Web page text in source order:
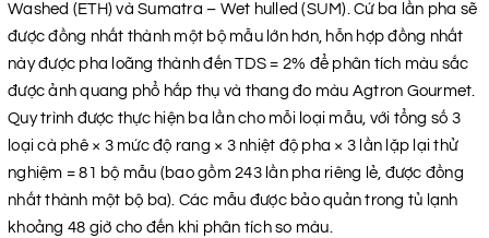
Washed (ETH) và Sumatra – Wet hulled (SUM). Cứ ba lần pha sẽ
được đồng nhất thành một bộ mẫu lớn hơn, hỗn hợp đồng nhất
này được pha loãng thành đến TDS = 2% để phân tích màu sắc
được ảnh quang phổ hấp thụ và thang đo màu Agtron Gourmet.
Quy trình được thực hiện ba lần cho mỗi loại mẫu, với tổng số 3
loại cà phê × 3 mức độ rang × 3 nhiệt độ pha × 3 lần lặp lại thử
nghiệm = 81 bộ mẫu (bao gồm 243 lần pha riêng lẻ, được đồng
nhất thành một bộ ba). Các mẫu được bảo quản trong tủ lạnh
khoảng 48 giờ cho đến khi phân tích so màu.